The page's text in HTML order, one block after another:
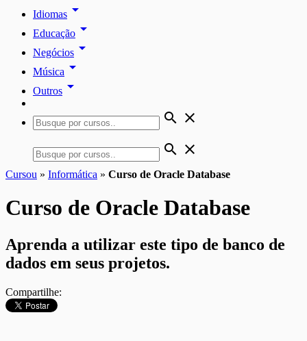
Idiomas arrow_drop_down
Educação arrow_drop_down
Negócios arrow_drop_down
Música arrow_drop_down
Outros arrow_drop_down
search close
search close
Cursou » Informática » Curso de Oracle Database
Curso de Oracle Database
Aprenda a utilizar este tipo de banco de
dados em seus projetos.
Compartilhe: